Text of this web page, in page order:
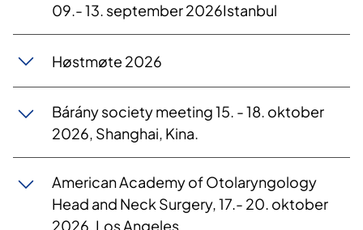
09.- 13. september 2026Istanbul
Høstmøte 2026
Bárány society meeting 15. - 18. oktober
2026, Shanghai, Kina.
American Academy of Otolaryngology
Head and Neck Surgery, 17.- 20. oktober
2026, Los Angeles